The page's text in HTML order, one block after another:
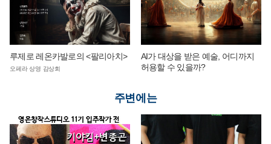
루제로 레온카발로의 <팔리아치>
오페라 상영 감상회
AI가 대상을 받은 예술, 어디까지
허용할 수 있을까?
주변에는